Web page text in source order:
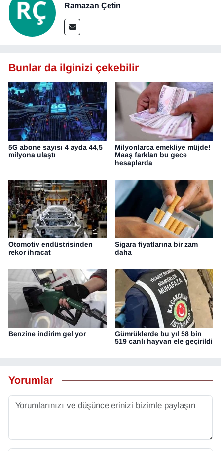
Ramazan Çetin
Bunlar da ilginizi çekebilir
5G abone sayısı 4 ayda 44,5
milyona ulaştı
Milyonlarca emekliye müjde!
Maaş farkları bu gece
hesaplarda
Otomotiv endüstrisinden
rekor ihracat
Sigara fiyatlarına bir zam
daha
Benzine indirim geliyor
Gümrüklerde bu yıl 58 bin
519 canlı hayvan ele geçirildi
Yorumlar